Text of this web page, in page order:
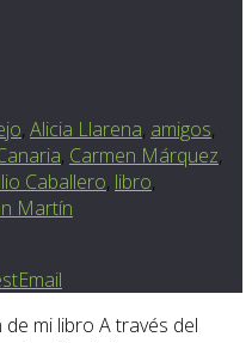
, Alicia Llarena, amigos,
, Carmen Márquez,
Caballero, libro,
Martín
Email
mi libro A través del